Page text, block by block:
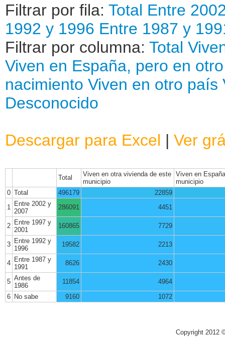
Filtrar por fila: Total Entre
1992 y 1996 Entre 1987 y
Filtrar por columna: Total
Viven en España, pero en
nacimiento Viven en otro país
Desconocido
Descargar para Excel | Ver
Total
Viven en otra vivienda de este
municipio
Viven en
municipio
0 Total 496179
22859
1
Entre 2002 y
2007
286091 4451
2 Entre 1997 y
2001
160865 7729
3 Entre 1992 y
1996
19582 2213
4 Entre 1987 y
1991
8626 2430
5 Antes de
1986
11854
4964
6 No sabe 9160 1072
Copyright 2012